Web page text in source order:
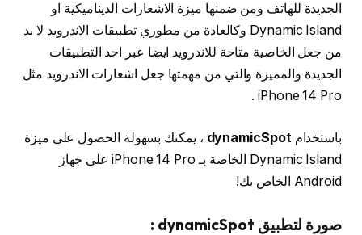
الجديدة للهاتف ومن ضمنها ميزة الاشعارات الديناميكية او
Dynamic Island وكالعادة من مطوري تطبيقات الاندرويد لا بد
من جعل الخاصية متاحة للاندرويد ايضا عبر احد التطبيقات
الجديدة والمميزة والتي من مهمتها جعل اشعارات الاندرويد مثل
iPhone 14 Pro .
باستخدام dynamicSpot ، يمكنك بسهولة الحصول على ميزة
Dynamic Island الخاصة بـ iPhone 14 Pro على جهاز
Android الخاص بك!
صورة لتطبيق dynamicSpot :